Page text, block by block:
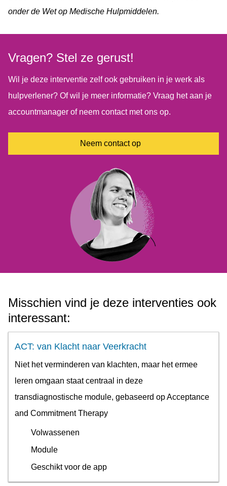
onder de Wet op Medische Hulpmiddelen.
Vragen? Stel ze gerust!
Wil je deze interventie zelf ook gebruiken in je werk als
hulpverlener? Of wil je meer informatie? Vraag het aan je
accountmanager of neem contact met ons op.
Neem contact op
Misschien vind je deze interventies ook
interessant:
ACT: van Klacht naar Veerkracht
Niet het verminderen van klachten, maar het ermee
leren omgaan staat centraal in deze
transdiagnostische module, gebaseerd op Acceptance
and Commitment Therapy
Volwassenen
Module
Geschikt voor de app